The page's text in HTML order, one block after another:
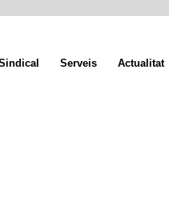
Serveis Actualitat